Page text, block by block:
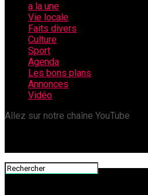
a la une
Vie locale
Faits divers
Culture
Sport
Agenda
Les bons plans
Annonces
Vidéo
Allez sur notre chaîne YouTube